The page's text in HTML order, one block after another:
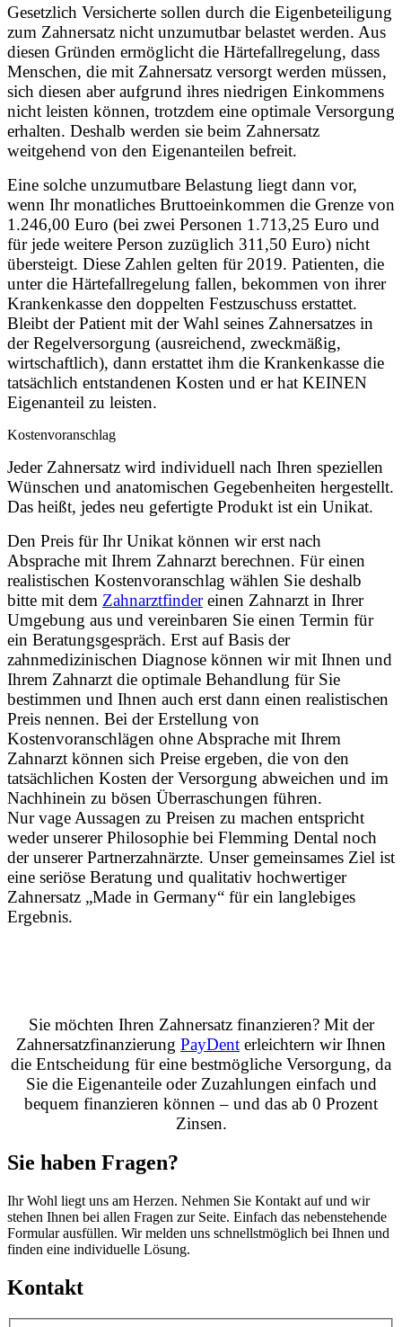
Gesetzlich Versicherte sollen durch die Eigenbeteiligung
zum Zahnersatz nicht unzumutbar belastet werden. Aus
diesen Gründen ermöglicht die Härtefallregelung, dass
Menschen, die mit Zahnersatz versorgt werden müssen,
sich diesen aber aufgrund ihres niedrigen Einkommens
nicht leisten können, trotzdem eine optimale Versorgung
erhalten. Deshalb werden sie beim Zahnersatz
weitgehend von den Eigenanteilen befreit.
Eine solche unzumutbare Belastung liegt dann vor,
wenn Ihr monatliches Bruttoeinkommen die Grenze von
1.246,00 Euro (bei zwei Personen 1.713,25 Euro und
für jede weitere Person zuzüglich 311,50 Euro) nicht
übersteigt. Diese Zahlen gelten für 2019. Patienten, die
unter die Härtefallregelung fallen, bekommen von ihrer
Krankenkasse den doppelten Festzuschuss erstattet.
Bleibt der Patient mit der Wahl seines Zahnersatzes in
der Regelversorgung (ausreichend, zweckmäßig,
wirtschaftlich), dann erstattet ihm die Krankenkasse die
tatsächlich entstandenen Kosten und er hat KEINEN
Eigenanteil zu leisten.
Kostenvoranschlag
Jeder Zahnersatz wird individuell nach Ihren speziellen
Wünschen und anatomischen Gegebenheiten hergestellt.
Das heißt, jedes neu gefertigte Produkt ist ein Unikat.
Den Preis für Ihr Unikat können wir erst nach
Absprache mit Ihrem Zahnarzt berechnen. Für einen
realistischen Kostenvoranschlag wählen Sie deshalb
bitte mit dem Zahnarztfindereinen Zahnarzt in Ihrer
Umgebung aus und vereinbaren Sie einen Termin für
ein Beratungsgespräch. Erst auf Basis der
zahnmedizinischen Diagnose können wir mit Ihnen und
Ihrem Zahnarzt die optimale Behandlung für Sie
bestimmen und Ihnen auch erst dann einen realistischen
Preis nennen. Bei der Erstellung von
Kostenvoranschlägen ohne Absprache mit Ihrem
Zahnarzt können sich Preise ergeben, die von den
tatsächlichen Kosten der Versorgung abweichen und im
Nachhinein zu bösen Überraschungen führen.
Nur vage Aussagen zu Preisen zu machen entspricht
weder unserer Philosophie bei Flemming Dental noch
der unserer Partnerzahnärzte. Unser gemeinsames Ziel ist
eine seriöse Beratung und qualitativ hochwertiger
Zahnersatz „Made in Germany“ für ein langlebiges
Ergebnis.
Sie möchten Ihren Zahnersatz finanzieren? Mit der
Zahnersatzfinanzierung PayDent erleichtern wir Ihnen
die Entscheidung für eine bestmögliche Versorgung, da
Sie die Eigenanteile oder Zuzahlungen einfach und
bequem finanzieren können – und das ab 0 Prozent
Zinsen.
Sie haben Fragen?
Ihr Wohl liegt uns am Herzen. Nehmen Sie Kontakt auf und wir
stehen Ihnen bei allen Fragen zur Seite. Einfach das nebenstehende
Formular ausfüllen. Wir melden uns schnellstmöglich bei Ihnen und
finden eine individuelle Lösung.
Kontakt